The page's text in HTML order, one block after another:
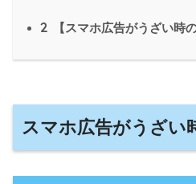
2 【スマホ広告がうざい時
スマホ広告がうざい